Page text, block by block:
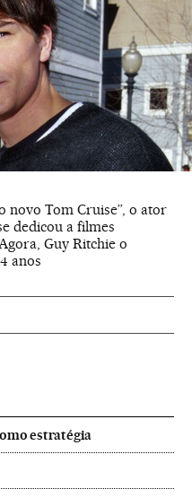
novo Tom Cruise”, o ator
dedicou a filmes
Guy Ritchie o
anos
estratégia